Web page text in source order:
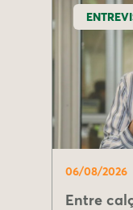
06/08/2026
Entre